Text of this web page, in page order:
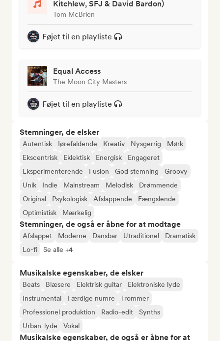
Kitchlew, SFJ & David Bardon)
Tom McBrien
Føjet til en playliste
Equal Access
The Moon City Masters
Føjet til en playliste
Stemninger, de elsker
Autentisk Iørefaldende Kreativ Nysgerrig
Mørk
Ekscentrisk
Eklektisk Energisk
Engageret
Eksperimenterende
Fusion God stemning
Groovy
Unik
Indie Mainstream Melodisk
Drømmende
Original
Psykologisk Afslappende
Fængslende
Optimistisk
Mærkelig
Stemninger, de også er åbne for at modtage
Afslappet Moderne Dansbar Utraditionel
Dramatisk
Lo-fi
Se alle +4
Musikalske egenskaber, de elsker
Beats Blæsere Elektrisk guitar
Elektroniske lyde
Instrumental
Færdige numre
Trommer
Professionel produktion
Radio-edit
Synths
Urban-lyde
Vokal
Musikalske egenskaber, de også er åbne for at